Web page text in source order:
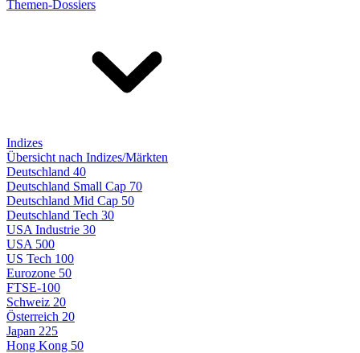
Themen-Dossiers
Indizes
Übersicht nach Indizes/Märkten
Deutschland 40
Deutschland Small Cap 70
Deutschland Mid Cap 50
Deutschland Tech 30
USA Industrie 30
USA 500
US Tech 100
Eurozone 50
FTSE-100
Schweiz 20
Österreich 20
Japan 225
Hong Kong 50